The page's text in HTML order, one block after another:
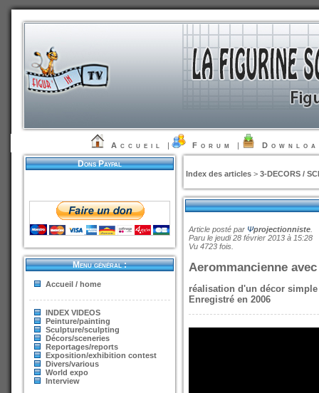
Accueil | Forum |
Dons Paypal
Menu général :
Accueil / home
INDEX VIDEOS
Peinture/painting
Sculpture/sculpting
Décors/sceneries
Reportages/reports
Exposition/exhibition contest
Divers/various
World expo
Interview
Index des articles> 3-DECORS /
Article posté par Ψprojectionniste.
Paru le jeudi 28 février 2013 à 15:28
Vu 4723 fois.
Aerommancienne
réalisation d'un décor simple
Enregistré en 2006